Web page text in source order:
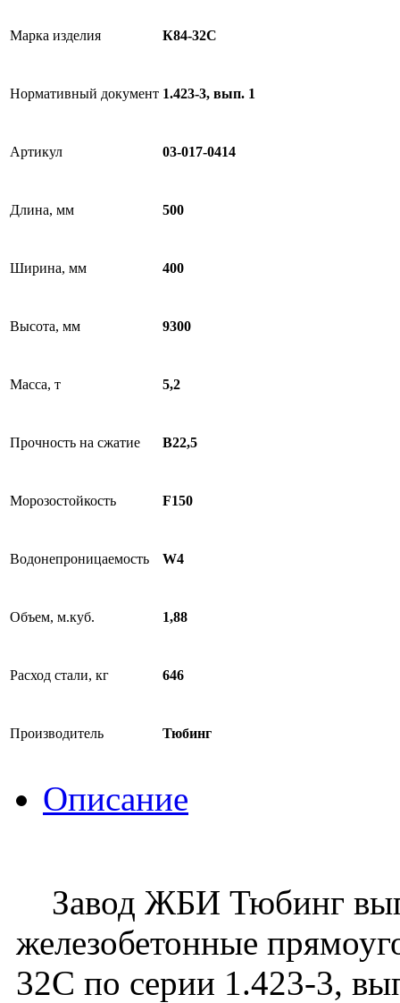
Марка изделия К84-32C
Нормативный документ 1.423-3, вып. 1
Артикул 03-017-0414
Длина, мм 500
Ширина, мм 400
Высота, мм 9300
Масса, т 5,2
Прочность на сжатие В22,5
Морозостойкость F150
Водонепроницаемость W4
Объем, м.куб. 1,88
Расход стали, кг 646
Производитель Тюбинг
Описание
Завод ЖБИ Тюбинг
железобетонные
32C по серии 1.423-3,